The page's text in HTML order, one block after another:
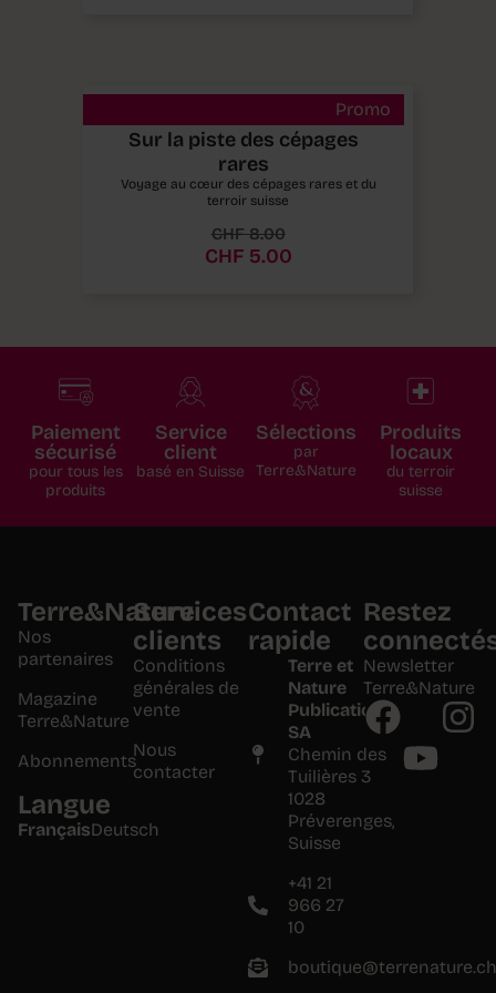
Promo
Hors-Série Terroir 2023 –
Sur la piste des cépages
rares
Voyage au cœur des cépages rares et du
terroir suisse
CHF8.00
CHF 5.00
Paiement
sécurisé
pour tous les
produits
Service
client
basé en Suisse
Sélections
par
Terre&Nature
Produits
locaux
du terroir
suisse
Terre&Nature
Nos
partenaires
Magazine
Terre&Nature
Abonnements
Langue
FrançaisDeutsch
Services
clients
Conditions
générales de
vente
Nous
contacter
Contact
rapide
Terre et
Nature
Publications
SA
Chemin des
Tuilières 3
1028
Préverenges,
Suisse
+41 21
966 27
10
boutique@terrenature.ch
Restez
Newsletter
Terre&Nature